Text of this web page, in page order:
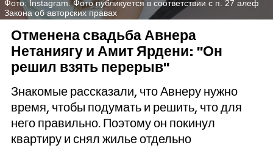
Фото: Instagram. Фото публикуется в соответствии с п. 27 алеф
Закона об авторских правах
Отменена свадьба Авнера
Нетаниягу и Амит Ярдени: "Он
решил взять перерыв"
Знакомые рассказали, что Авнеру нужно
время, чтобы подумать и решить, что для
него правильно. Поэтому он покинул
квартиру и снял жилье отдельно